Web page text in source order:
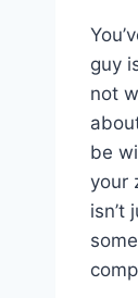
guy
not
be
your
isn’t